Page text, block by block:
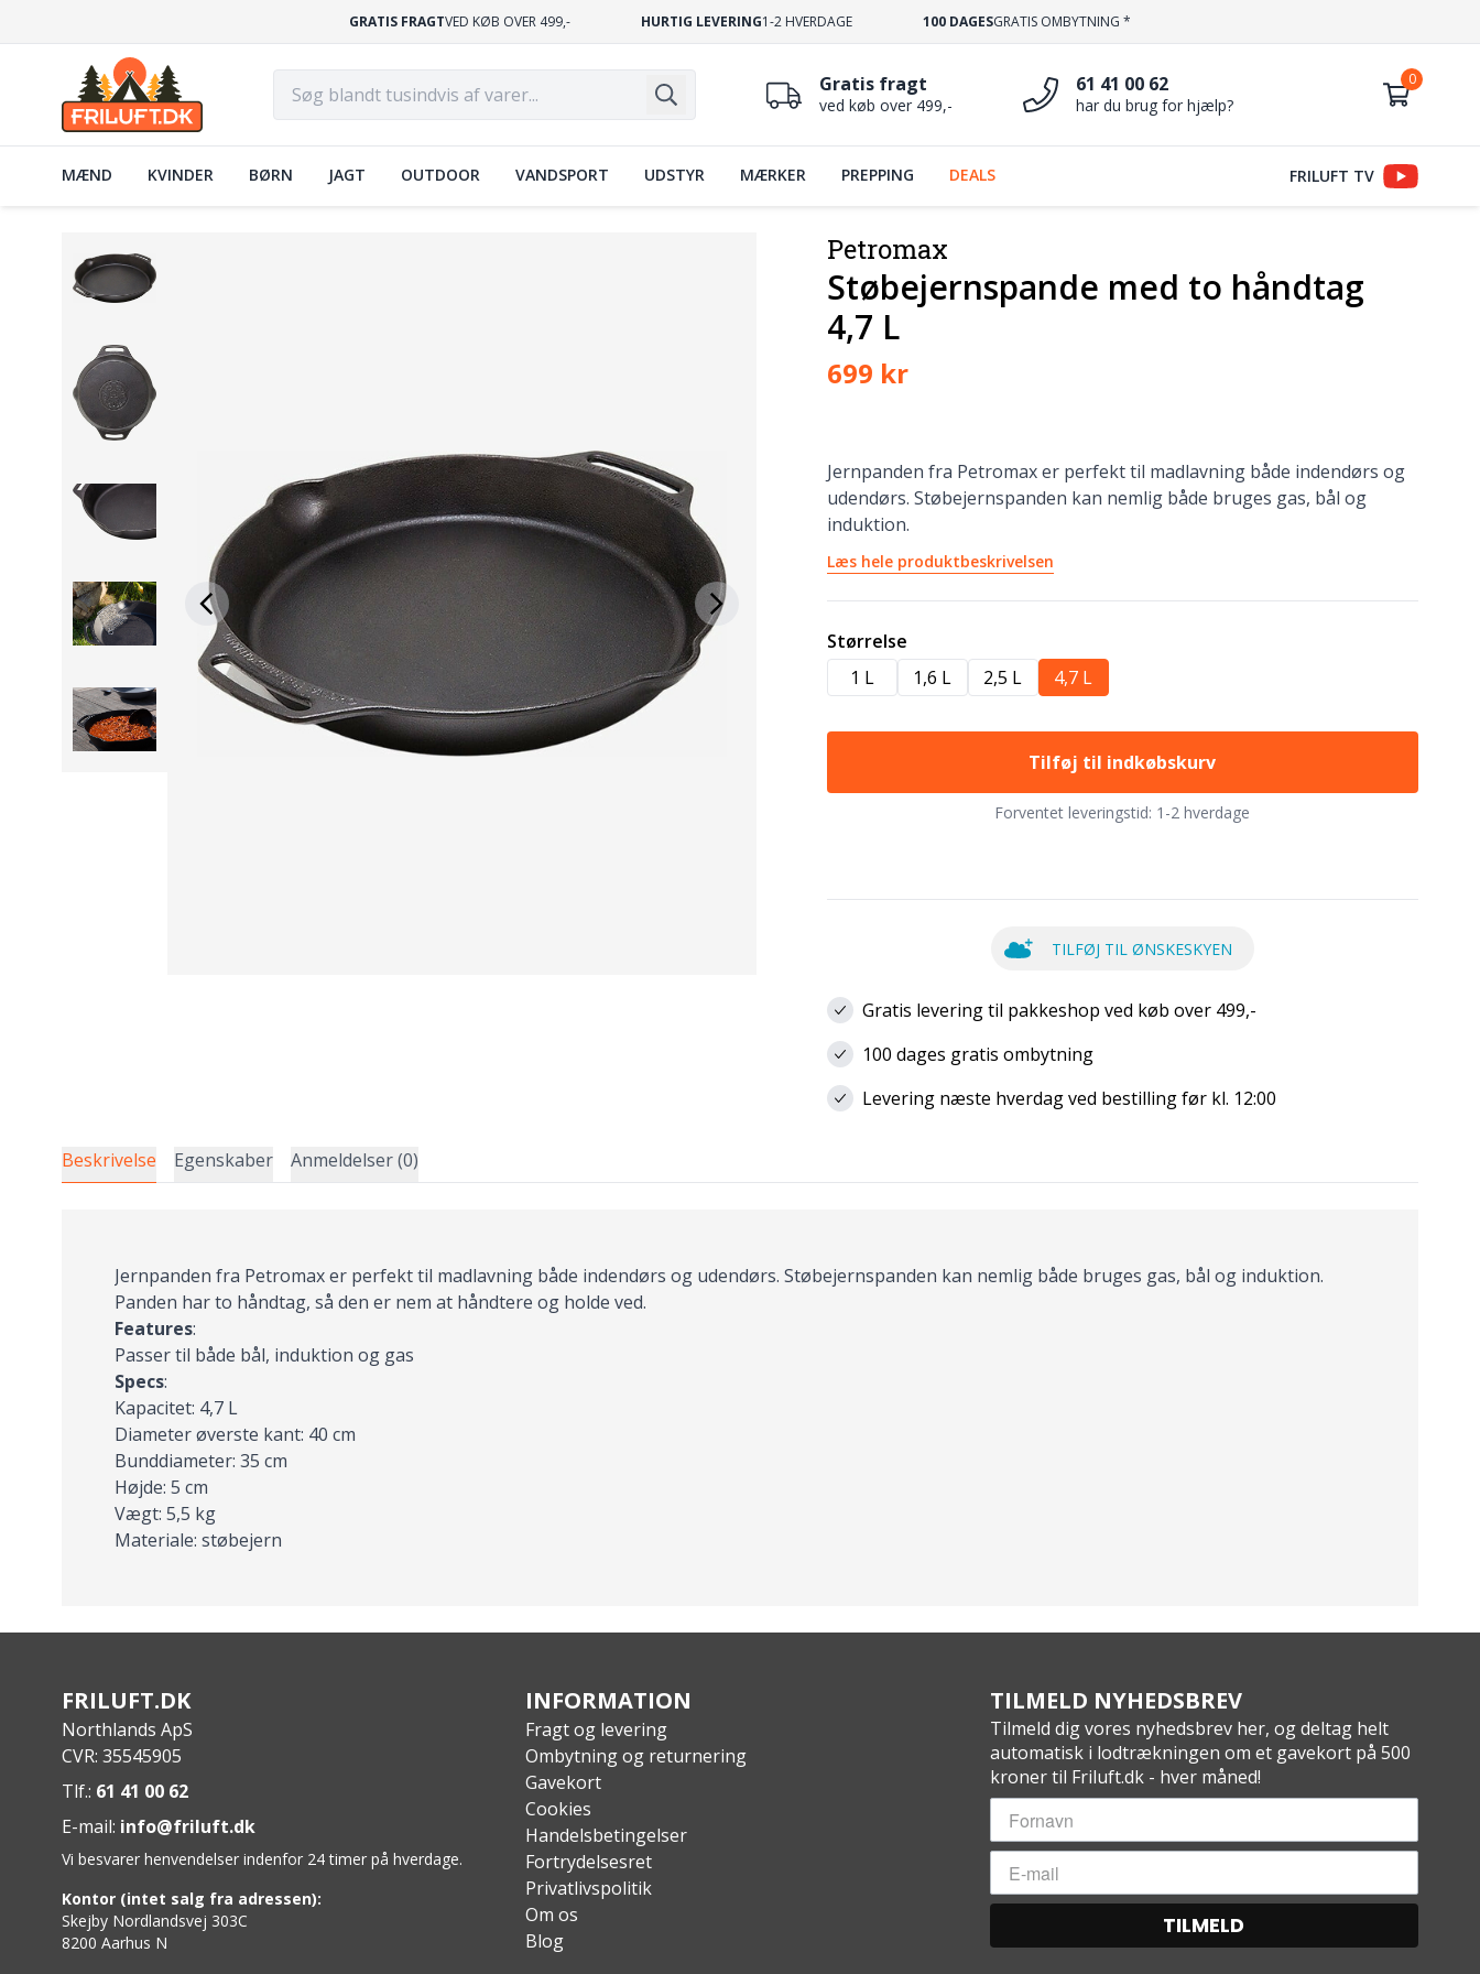
GRATIS FRAGTVED KØB OVER 499,- HURTIG LEVERING1-2 HVERDAGE 100 DAGESGRATIS OMBYTNING *
Gratis fragt
ved køb over 499,-
61 41 00 62
har du brug for hjælp?
MÆND KVINDER BØRN JAGT OUTDOOR VANDSPORT UDSTYR MÆRKER PREPPING DEALS FRILUFT TV
Petromax
Støbejernspande med to håndtag
4,7 L
699 kr
Jernpanden fra Petromax er perfekt til madlavning både indendørs og
udendørs. Støbejernspanden kan nemlig både bruges gas, bål og
induktion.
Læs hele produktbeskrivelsen
Størrelse
1 L
1,6 L 2,5 L 4,7 L
Tilføj til indkøbskurv
Forventet leveringstid: 1-2 hverdage
TILFØJ TIL ØNSKESKYEN
Gratis levering til pakkeshop ved køb over 499,-
100 dages gratis ombytning
Levering næste hverdag ved bestilling før kl. 12:00
Beskrivelse Egenskaber Anmeldelser (0)
Jernpanden fra Petromax er perfekt til madlavning både indendørs og udendørs. Støbejernspanden kan nemlig både bruges gas, bål og induktion.
Panden har to håndtag, så den er nem at håndtere og holde ved.
Features:
Passer til både bål, induktion og gas
Specs:
Kapacitet: 4,7 L
Diameter øverste kant: 40 cm
Bunddiameter: 35 cm
Højde: 5 cm
Vægt: 5,5 kg
Materiale: støbejern
FRILUFT.DK
Northlands ApS
CVR: 35545905
Tlf.: 61 41 00 62
E-mail: info@friluft.dk
Vi besvarer henvendelser indenfor 24 timer på hverdage.
Kontor (intet salg fra adressen):
Skejby Nordlandsvej 303C
8200 Aarhus N
INFORMATION
Fragt og levering
Ombytning og returnering
Gavekort
Cookies
Handelsbetingelser
Fortrydelsesret
Privatlivspolitik
Om os
Blog
TILMELD NYHEDSBREV
Tilmeld dig vores nyhedsbrev her, og deltag helt
automatisk i lodtrækningen om et gavekort på 500
kroner til Friluft.dk - hver måned!
TILMELD